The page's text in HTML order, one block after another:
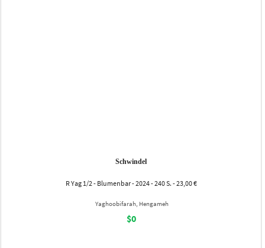
Schwindel
R Yag 1/2 - Blumenbar - 2024 - 240 S. - 23,00 €
Yaghoobifarah, Hengameh
$0